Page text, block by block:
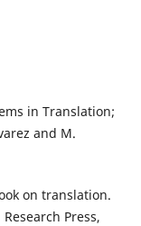
in Translation;
and M.
on translation.
Press,